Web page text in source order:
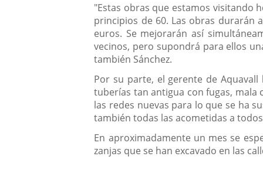
"Estas obras que estamos visitando
principios de 60. Las obras durarán
euros. Se mejorarán así
vecinos, pero supondrá para ellos
también Sánchez.
Por su parte, el gerente de
tuberías tan antigua con fugas, mala
las redes nuevas para lo que se ha
también todas las acometidas a
En aproximadamente un mes se
zanjas que se han excavado en las